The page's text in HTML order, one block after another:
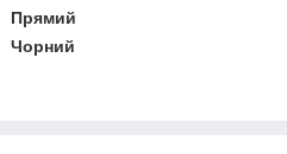
Прямий
Чорний